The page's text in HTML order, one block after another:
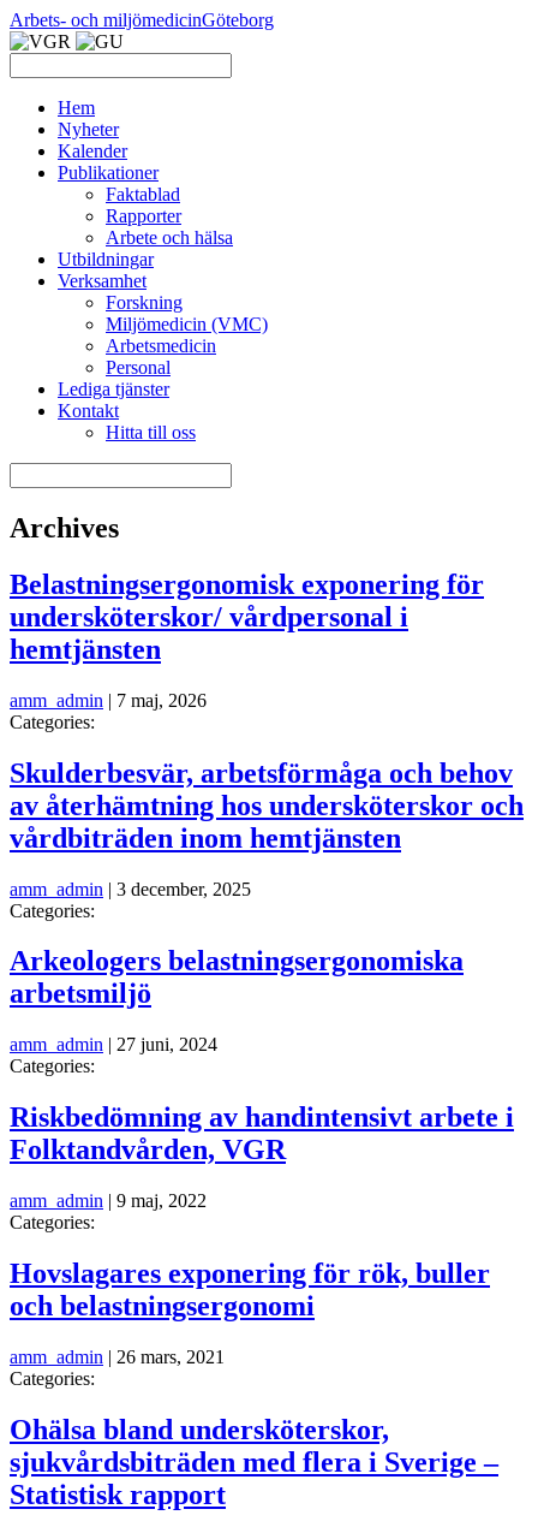
Arbets- och miljömedicinGöteborg
Hem
Nyheter
Kalender
Publikationer
Faktablad
Rapporter
Arbete och hälsa
Utbildningar
Verksamhet
Forskning
Miljömedicin (VMC)
Arbetsmedicin
Personal
Lediga tjänster
Kontakt
Hitta till oss
Archives
Belastningsergonomisk exponering för
undersköterskor/ vårdpersonal i
hemtjänsten
amm_admin | 7 maj, 2026
Categories:
Skulderbesvär, arbetsförmåga och behov
av återhämtning hos undersköterskor och
vårdbiträden inom hemtjänsten
amm_admin | 3 december, 2025
Categories:
Arkeologers belastningsergonomiska
arbetsmiljö
amm_admin | 27 juni, 2024
Categories:
Riskbedömning av handintensivt arbete i
Folktandvården, VGR
amm_admin | 9 maj, 2022
Categories:
Hovslagares exponering för rök, buller
och belastningsergonomi
amm_admin | 26 mars, 2021
Categories:
Ohälsa bland undersköterskor,
sjukvårdsbiträden med flera i Sverige –
Statistisk rapport